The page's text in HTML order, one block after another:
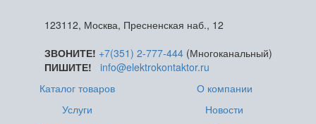
123112, Москва, Пресненская наб., 12
ЗВОНИТЕ! +7(351) 2-777-444(Многоканальный)
ПИШИТЕ!
info@elektrokontaktor.ru
Каталог товаров
Услуги
О компании
Новости